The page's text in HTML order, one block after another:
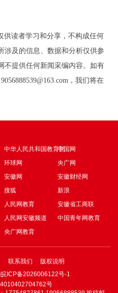
供读者学习和分享，不构成任何
涉及的信息、数据和分析仅供参
不提供任何新闻采编内容。如有
，我们将在
中华人民共和国教育部中国网
环球网
央广网
安徽网
安徽财经网
搜狐
新浪
人民网教育
安徽省工商联
人民网安徽频道
中国青年网教育
央广网教育
联系我们
版权说明
皖ICP备2026006122号-1
号